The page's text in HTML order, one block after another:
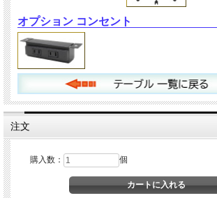
オプション コンセント
注文
購入数： 個